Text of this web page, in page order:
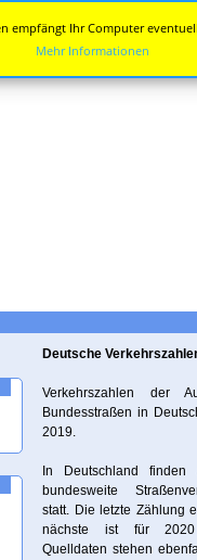
Deutsche
Verkehrszahlen der
Bundesstraßen in
2019.
In Deutschland
bundesweite
statt. Die letzte Zählung
nächste ist für
Quelldaten stehen
empfängt Ihr Computer
Mehr Informationen